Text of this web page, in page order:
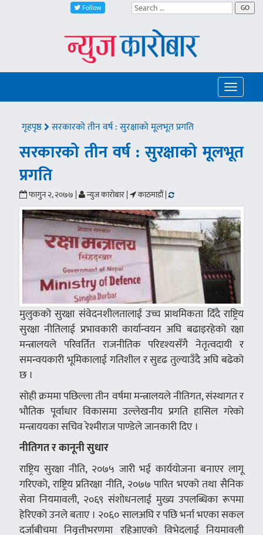
Follow GO
Toggle
गृहपृष्ठ सरकारको तीन वर्ष : सुरक्षाको मूलभूत प्रगति
सरकारको तीन वर्ष : सुरक्षाको मूलभूत
प्रगति
फागुन २, २०७७ | न्युज कारोबार | काठमाडौं |
मुलुकको सुरक्षा संवेदनशीलतालाई उच्च प्राथमिकता दिँदै राष्ट्रिय
सुरक्षा नीतिलाई प्रभावकारी कार्यान्वयन अघि बढाइरहेको रक्षा
मन्त्रालयले परिवर्तित राजनीतिक परिदृश्यसँगै नेतृत्वदायी र
समन्वयकारी भूमिकालाई गतिशील र सुदृढ तुल्याउँदै अघि बढेको
छ ।
सोही क्रममा पछिल्ला तीन वर्षमा मन्त्रालयले नीतिगत, संस्थागत र
भौतिक पूर्वाधार विकासमा उल्लेखनीय प्रगति हासिल गरेको
मन्त्राययका सचिव रेश्मीराज पाण्डेले जानकारी दिए ।
नीतिगत र कानूनी सुधार
राष्ट्रिय सुरक्षा नीति, २०७५ जारी भई कार्ययोजना बनाएर लागू
गरिएको, राष्ट्रिय प्रतिरक्षा नीति, २०७७ पारित भएको तथा सैनिक
सेवा नियमावली, २०६९ संशोधनलाई मुख्य उपलब्धिका रूपमा
हेरिएको उनले बताए । २०६० सालअघि र पछि भर्ना भएका सकल
दर्जाबीचमा निवृत्तीभरणमा रहिआएको विभेदलाई नियमावली